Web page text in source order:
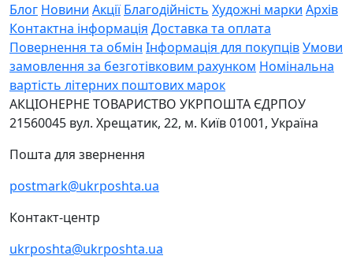
Блог Новини Акції Благодійність Художні марки Архів
Контактна інформація Доставка та оплата
Повернення та обмін Інформація для покупцівУмови
замовлення за безготівковим рахунком Номінальна
вартість літерних поштових марок
АКЦІОНЕРНЕ ТОВАРИСТВО УКРПОШТА ЄДРПОУ
21560045 вул. Хрещатик, 22, м. Київ01001, Україна
Пошта для звернення
postmark@ukrposhta.ua
Контакт-центр
ukrposhta@ukrposhta.ua